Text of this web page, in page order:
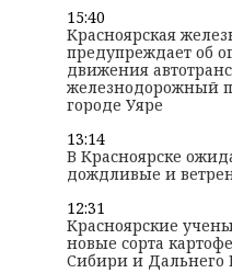
15:40
Красноярская
предупреждает об
движения
железнодорожный
городе Уяре
13:14
В Красноярске
дождливые и
12:31
Красноярские
новые сорта
Сибири и Дальнего